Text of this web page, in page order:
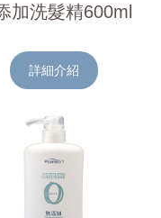
加洗髮精600ml
詳細介紹